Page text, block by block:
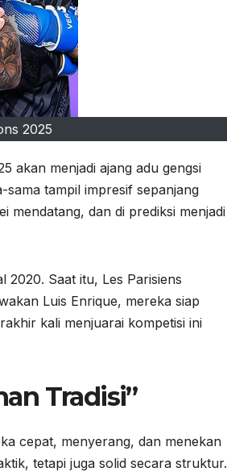
2025
akan menjadi ajang adu gengsi
tampil impresif sepanjang
mendatang, dan di prediksi menjadi
2020. Saat itu, Les Parisiens
Luis Enrique, mereka siap
kali menjuarai kompetisi ini
Tradisi”
cepat, menyerang, dan menekan
tetapi juga solid secara struktur.